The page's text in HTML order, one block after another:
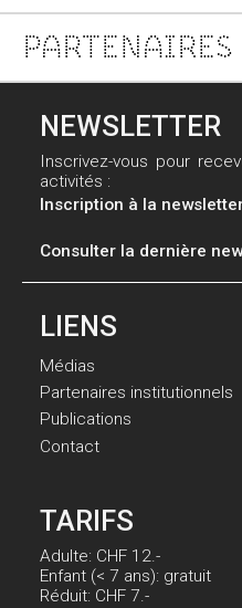
NEWSLETTER
Inscrivez-vous pour
activités :
Inscription à la
Consulter la dernière
LIENS
Médias
Partenaires institutionnels
Publications
Contact
TARIFS
Adulte: CHF 12.-
Enfant (< 7 ans): gratuit
Réduit: CHF 7.-